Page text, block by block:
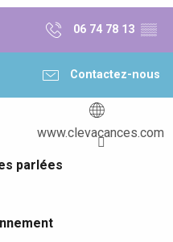
06 74 78 13 ▒▒
Contactez-nous
www.clevacances.com
parlées
parlées